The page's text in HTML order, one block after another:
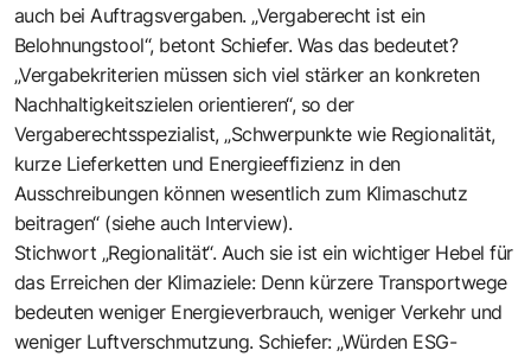
auch bei Auftragsvergaben. „Vergaberecht ist ein
Belohnungstool“, betont Schiefer. Was das bedeutet?
„Vergabekriterien müssen sich viel stärker an konkreten
Nachhaltigkeitszielen orientieren“, so der
Vergaberechtsspezialist, „Schwerpunkte wie Regionalität,
kurze Lieferketten und Energieeffizienz in den
Ausschreibungen können wesentlich zum Klimaschutz
beitragen“ (siehe auch Interview).
Stichwort „Regionalität“. Auch sie ist ein wichtiger Hebel für
das Erreichen der Klimaziele: Denn kürzere Transportwege
bedeuten weniger Energieverbrauch, weniger Verkehr und
weniger Luftverschmutzung. Schiefer: „Würden ESG-